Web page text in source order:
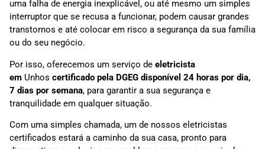
uma falha de energia inexplicável, ou até mesmo um simples
interruptor que se recusa a funcionar, podem causar grandes
transtornos e até colocar em risco a segurança da sua família
ou do seu negócio.
Por isso, oferecemos um serviço de eletricista
em Unhos certificado pela DGEG disponível 24 horas por dia,
7 dias por semana, para garantir a sua segurança e
tranquilidade em qualquer situação.
Com uma simples chamada, um de nossos eletricistas
certificados estará a caminho da sua casa, pronto para